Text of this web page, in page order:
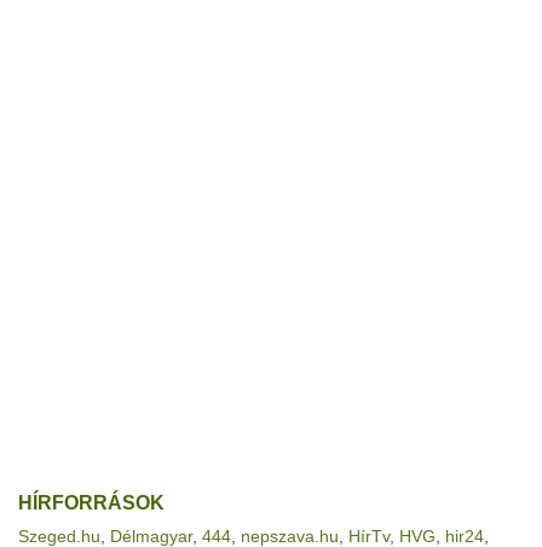
HÍRFORRÁSOK
Szeged.hu Délmagyar, 444 nepszava.hu HírTv, HVG hir24